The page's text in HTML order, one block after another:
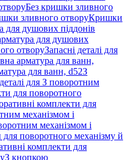
Без кришки зливного
зливного отворуКришки
для душових піддонів
для душових
отворуЗапасні деталі для
арматура для ванн,
для ванн, d52З
для З поворотним
для поворотного
комплекти для
механізмом і
механізмом і
поворотного механізму й
комплекти для
З кнопкою